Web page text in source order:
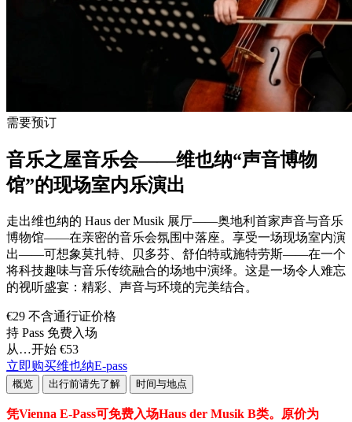
需要预订
音乐之屋音乐会——维也纳“声音博物
馆”的现场室内乐演出
走出维也纳的 Haus der Musik 展厅——奥地利首家声音与音乐
博物馆——在亲密的音乐会氛围中落座。享受一场现场室内演
出——可想象莫扎特、贝多芬、舒伯特或施特劳斯——在一个
将科技趣味与音乐传统融合的场地中演绎。这是一场令人难忘
的视听盛宴：精彩、声音与环境的完美结合。
€29 不含通行证价格
持 Pass 免费入场
从…开始 €53
立即购买维也纳E-pass
概览 出行前请先了解 时间与地点
凭Vienna E-Pass可免费入场Haus der Musik B类。原价为